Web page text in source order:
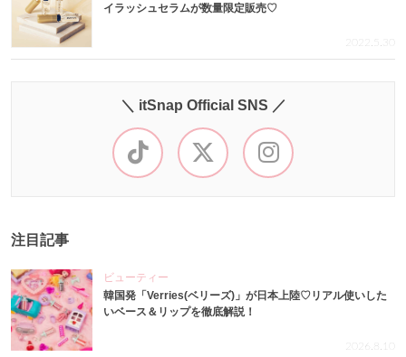
イラッシュセラムが数量限定販売♡
2022.5.30
＼ itSnap Official SNS ／
注目記事
ビューティー
韓国発「Verries(ベリーズ)」が日本上陸♡リアル使いした
いベース＆リップを徹底解説！
2026.8.10